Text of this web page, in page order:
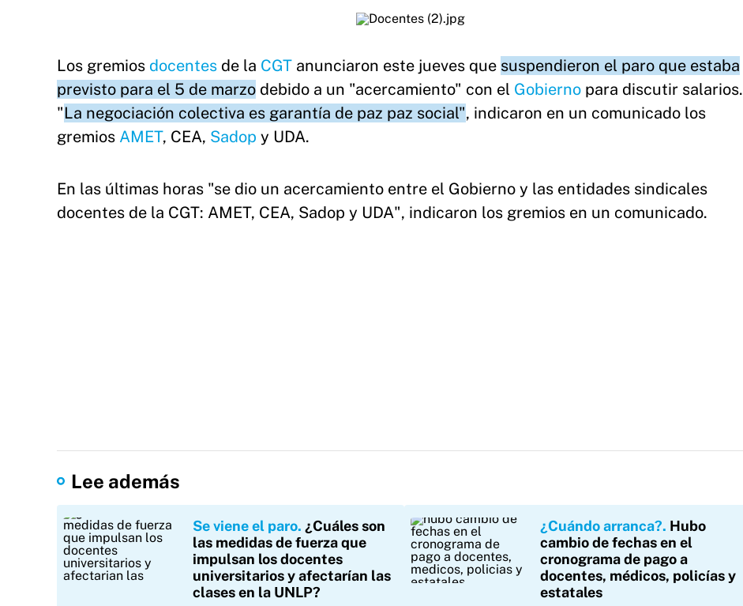
Los gremios docentes de la CGT anunciaron este jueves que suspendieron el paro que estaba
previsto para el 5 de marzo debido a un "acercamiento" con el Gobierno para discutir salarios.
"La negociación colectiva es garantía de paz paz social", indicaron en un comunicado los
gremios AMET, CEA, Sadop y UDA.
En las últimas horas "se dio un acercamiento entre el Gobierno y las entidades sindicales
docentes de la CGT: AMET, CEA, Sadop y UDA", indicaron los gremios en un comunicado.
Lee además
Se viene el paro ¿Cuáles son
las medidas de fuerza que
impulsan los docentes
universitarios y afectarían las
clases en la UNLP?
¿Cuándo arranca? Hubo
cambio de fechas en el
cronograma de pago a
docentes, médicos, policías y
estatales